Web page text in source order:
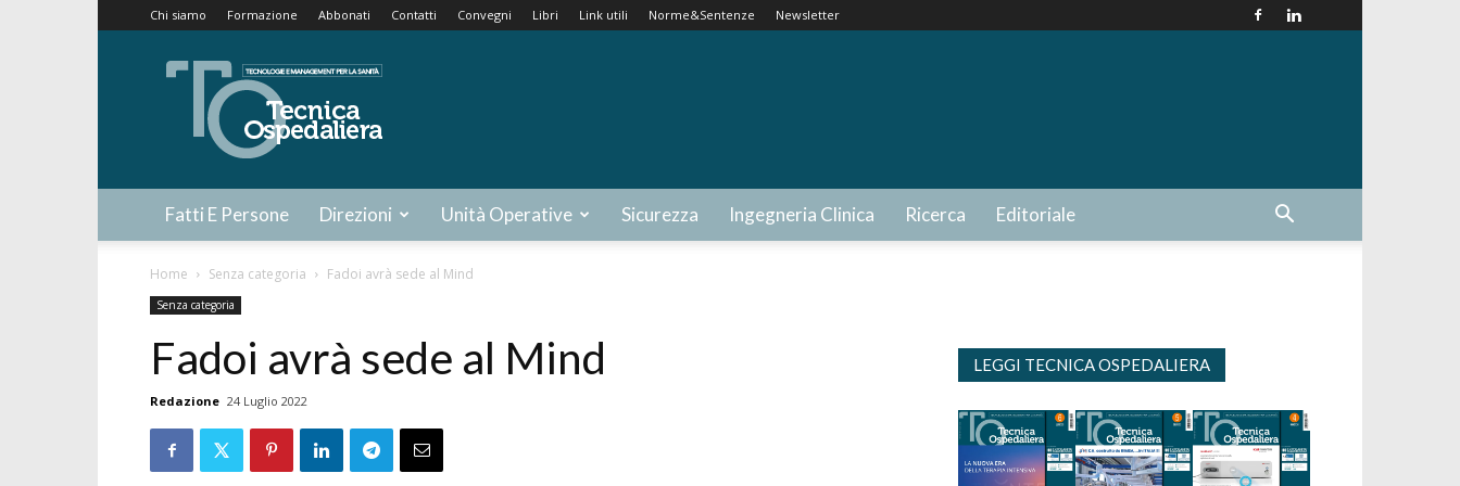
Chi siamo Formazione Abbonati Contatti Convegni Libri Link utili Norme&Sentenze Newsletter
Tecnica
Ospedaliera
Fatti E Persone Direzioni Unità Operative Sicurezza Ingegneria Clinica Ricerca Editoriale
Home Senza categoria Fadoi avrà sede al Mind
Senza categoria
Fadoi avrà sede al Mind
Redazione 24 Luglio 2022
LEGGI TECNICA OSPEDALIERA